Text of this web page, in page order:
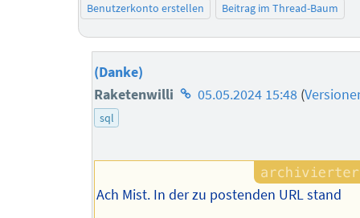
Benutzerkonto erstellen
Beitrag im Thread-Baum
(Danke)
Raketenwilli Homepage
05.05.2024 15:48 (
sql
Ach Mist. In der zu postenden URL stand